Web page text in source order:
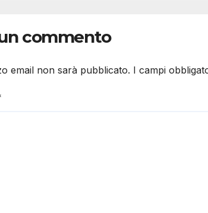
commento
email non sarà pubblicato. I campi